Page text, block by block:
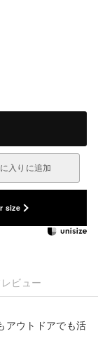
入りに追加
size
ビュー
アウトドアでも活